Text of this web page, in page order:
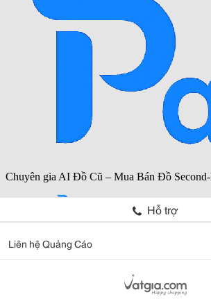
Hỗ trợ
Liên hệ Quảng Cáo